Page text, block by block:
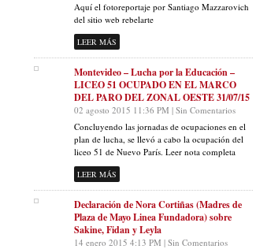
Aquí el fotoreportaje por Santiago Mazzarovich
del sitio web rebelarte
LEER MÁS
Montevideo – Lucha por la Educación –
LICEO 51 OCUPADO EN EL MARCO
DEL PARO DEL ZONAL OESTE 31/07/15
02 agosto 2015 11:36 PM | Sin Comentarios
Concluyendo las jornadas de ocupaciones en el
plan de lucha, se llevó a cabo la ocupación del
liceo 51 de Nuevo París. Leer nota completa
LEER MÁS
Declaración de Nora Cortiñas (Madres de
Plaza de Mayo Linea Fundadora) sobre
Sakine, Fidan y Leyla
14 enero 2015 4:13 PM | Sin Comentarios